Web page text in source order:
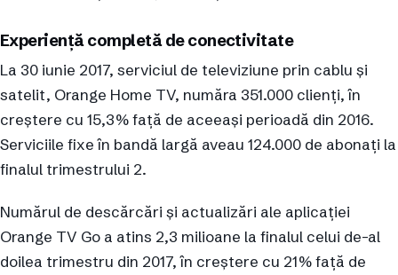
Experiență completă de conectivitate
La 30 iunie 2017, serviciul de televiziune prin cablu și
satelit, Orange Home TV, număra 351.000 clienți, în
creștere cu 15,3% față de aceeași perioadă din 2016.
Serviciile fixe în bandă largă aveau 124.000 de abonați la
finalul trimestrului 2.
Numărul de descărcări și actualizări ale aplicației
Orange TV Go a atins 2,3 milioane la finalul celui de-al
doilea trimestru din 2017, în creștere cu 21% față de